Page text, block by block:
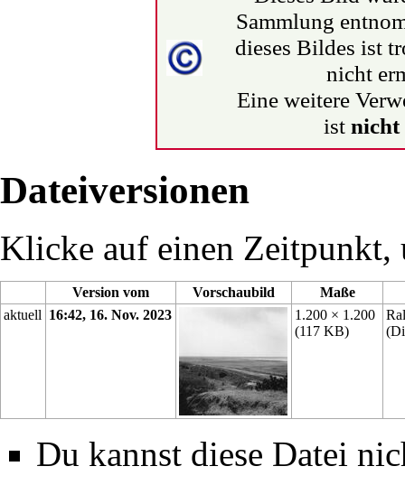
Sammlung
dieses Bildes ist
nicht
Eine weitere
ist nicht
Dateiversionen
Klicke auf einen Zeitpunkt,
Version vom Vorschaubild
Maße
aktuell 16:42, 16. Nov. 2023
1.200 × 1.200
(117 KB)
(
Du kannst diese Datei